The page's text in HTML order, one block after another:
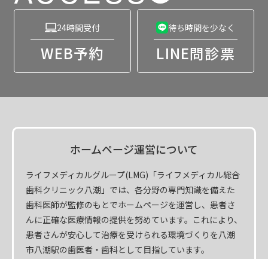
24時間受付
WEB予約
待ち時間を少なく
LINE問診票
ホームページ運営について
ライフメディカルグループ(LMG)「ライフメディカル総合
歯科クリニック八潮」では、各分野の専門知識を備えた
歯科医師が監修のもとでホームページを運営し、患者さ
んに正確な医療情報の提供を努めています。これにより、
患者さんが安心して治療を受けられる環境づくりを八潮
市八潮駅の歯医者・歯科として目指しています。